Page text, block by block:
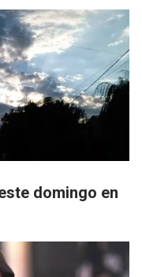
domingo en